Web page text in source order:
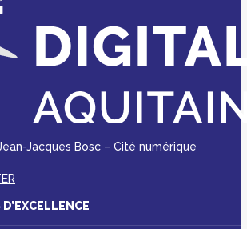
Jacques Bosc – Cité numérique